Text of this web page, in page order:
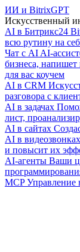
ИИ и BitrixGPT
Искусственный
AI в Битрикс24
всю рутину на
Чат с AI AI-
бизнеса,
для вас коучем
AI в CRM
разговора с
AI в задачах
лист,
AI в сайтах
AI в видеозвонках
и повысит их
AI-агенты Ваши
MCP Управление